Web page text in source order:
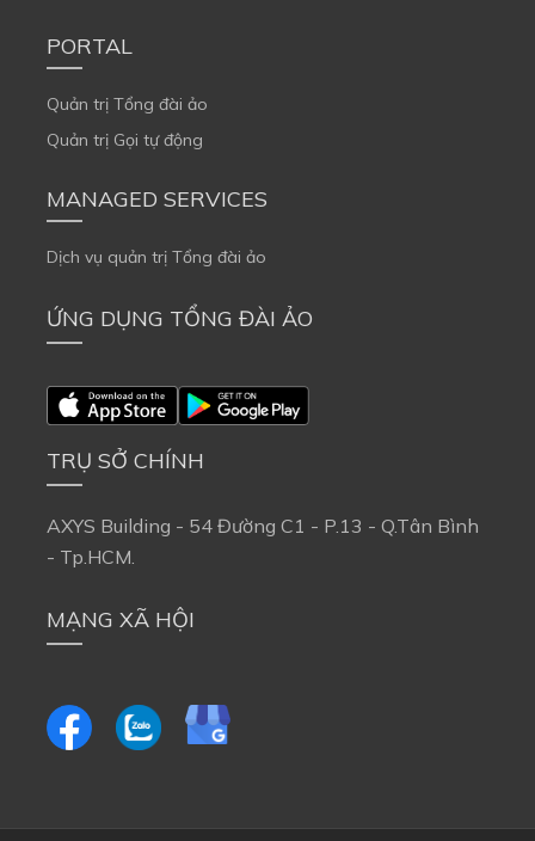
PORTAL
Quản trị Tổng đài ảo
Quản trị Gọi tự động
MANAGED SERVICES
Dịch vụ quản trị Tổng đài ảo
ỨNG DỤNG TỔNG ĐÀI ẢO
TRỤ SỞ CHÍNH
AXYS Building - 54 Đường C1 - P.13 - Q.Tân Bình
- Tp.HCM.
MẠNG XÃ HỘI